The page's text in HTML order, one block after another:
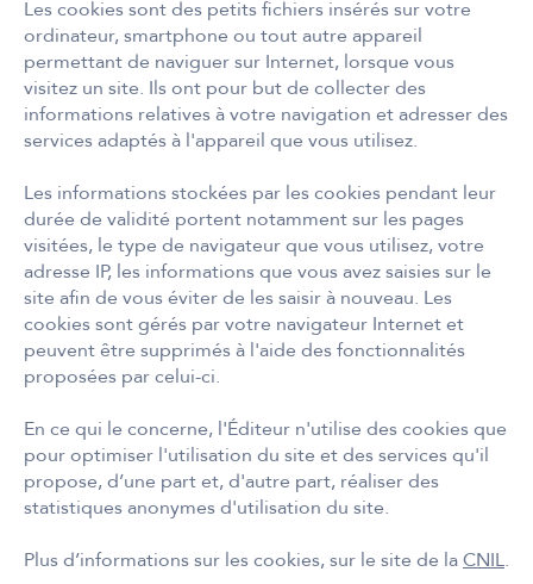
Les cookies sont des petits fichiers insérés sur votre
ordinateur, smartphone ou tout autre appareil
permettant de naviguer sur Internet, lorsque vous
visitez un site. Ils ont pour but de collecter des
informations relatives à votre navigation et adresser des
services adaptés à l'appareil que vous utilisez.
Les informations stockées par les cookies pendant leur
durée de validité portent notamment sur les pages
visitées, le type de navigateur que vous utilisez, votre
adresse IP, les informations que vous avez saisies sur le
site afin de vous éviter de les saisir à nouveau. Les
cookies sont gérés par votre navigateur Internet et
peuvent être supprimés à l'aide des fonctionnalités
proposées par celui-ci.
En ce qui le concerne, l'Éditeur n'utilise des cookies que
pour optimiser l'utilisation du site et des services qu'il
propose, d’une part et, d'autre part, réaliser des
statistiques anonymes d'utilisation du site.
Plus d’informations sur les cookies, sur le site de laCNIL.